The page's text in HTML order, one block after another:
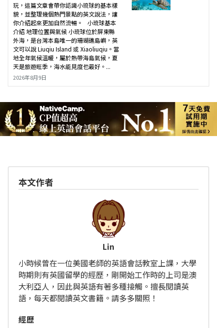
玩，這篇文章會帶你認識小琉球的基本樣
貌，並整理幾個熱門景點的英文說法，讓
你介紹起來更加自然流暢。 小琉球基本
介紹 地理位置與氣候 小琉球位於屏東縣
外海，是台灣本島唯一的珊瑚礁島嶼，英
文可以說 Liuqiu Island 或 Xiaoliuqiu。當
地全年氣候溫暖，屬於熱帶海島氣候，夏
天是旅遊旺季，海水能見度也最好。...
2026年8月9日
本文作者
Lin
小時候曾在一位美國老師的英語會話教室上課，大學
時期則有英國留學的經歷，剛開始工作時的上司是澳
大利亞人，因此與英語有著多種接觸。擅長閱讀英
語，每天都閱讀英文書籍。請多多關照！
經歴